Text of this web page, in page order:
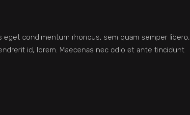
eget condimentum rhoncus, sem quam semper libero,
id, lorem. Maecenas nec odio et ante tincidunt